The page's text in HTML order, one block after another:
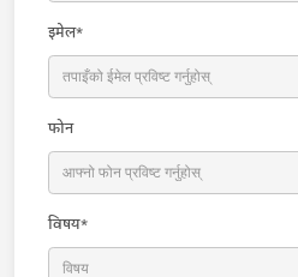
इमेल*
फोन
विषय*